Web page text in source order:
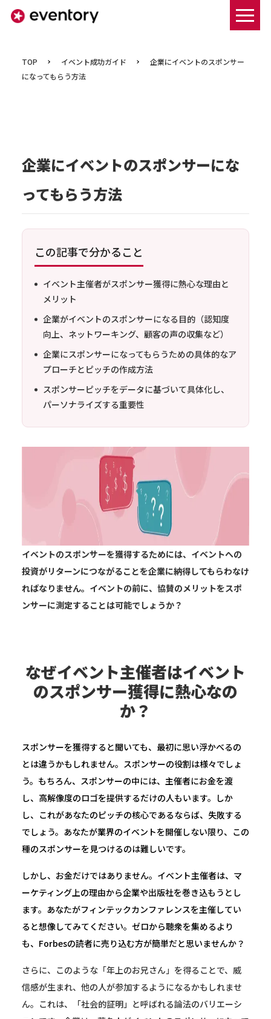
TOP イベント成功ガイド
企業にイベントのスポンサー
になってもらう方法
企業にイベントのスポンサーにな
ってもらう方法
この記事で分かること
イベント主催者がスポンサー獲得に熱心な理由と
メリット
企業がイベントのスポンサーになる目的（認知度
向上、ネットワーキング、顧客の声の収集など）
企業にスポンサーになってもらうための具体的なア
プローチとピッチの作成方法
スポンサーピッチをデータに基づいて具体化し、
パーソナライズする重要性
イベントのスポンサーを獲得するためには、イベントへの
投資がリターンにつながることを企業に納得してもらわなけ
ればなりません。イベントの前に、協賛のメリットをスポ
ンサーに測定することは可能でしょうか？
なぜイベント主催者はイベント
のスポンサー獲得に熱心なの
か？
スポンサーを獲得すると聞いても、最初に思い浮かべるの
とは違うかもしれません。スポンサーの役割は様々でしょ
う。もちろん、スポンサーの中には、主催者にお金を渡
し、高解像度のロゴを提供するだけの人もいます。しか
し、これがあなたのピッチの核心であるならば、失敗する
でしょう。あなたが業界のイベントを開催しない限り、この
種のスポンサーを見つけるのは難しいです。
しかし、お金だけではありません。イベント主催者は、マ
ーケティング上の理由から企業や出版社を巻き込もうとし
ます。あなたがフィンテックカンファレンスを主催してい
ると想像してみてください。ゼロから聴衆を集めるより
も、Forbesの読者に売り込む方が簡単だと思いませんか？
さらに、このような「年上のお兄さん」を得ることで、威
信感が生まれ、他の人が参加するようになるかもしれませ
ん。これは、「社会的証明」と呼ばれる論法のバリエーシ